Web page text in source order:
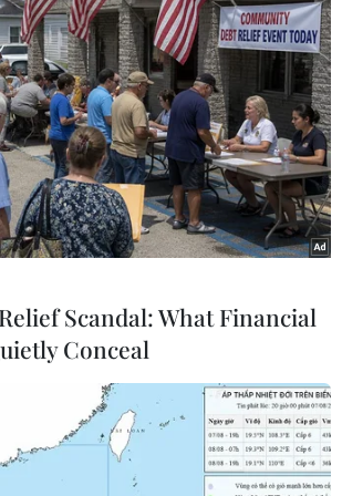
#Sửa đổi #Đào tạo nghề
Scandal: What Financial
Conceal